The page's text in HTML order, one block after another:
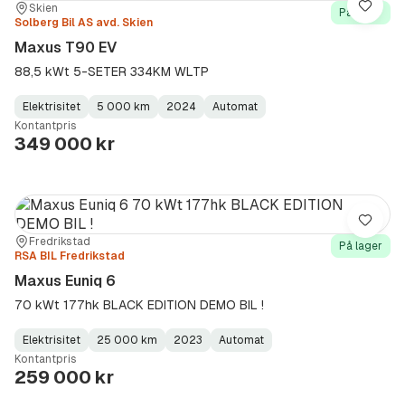
Sted:
Skien
Forhandler:
Solberg Bil AS avd. Skien
På lager
Maxus T90 EV
88,5 kWt 5-SETER 334KM WLTP
Fuel
Type:
Elektrisitet
Kilometerstand:
5 000 km
Model
Year:
2024
Gearbox
Type:
Automat
Kontantpris
349 000 kr
Lagre
Sted:Fredrikstad
Forhandler:
RSA BIL Fredrikstad
På lager
Maxus Euniq 6
70 kWt 177hk BLACK EDITION DEMO BIL !
Fuel
Type:
Elektrisitet
Kilometerstand:
25 000 km
Model
Year:
2023
Gearbox
Type:
Automat
Kontantpris
259 000 kr
Lagre